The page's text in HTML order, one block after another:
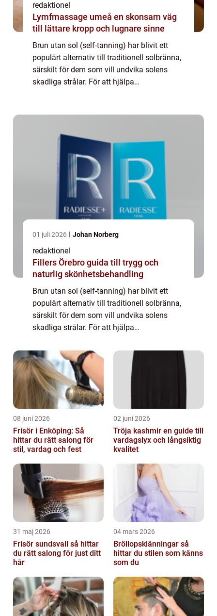
redaktionel
Lymfmassage umeå en skonsam väg
till lättare kropp och lugnare sinne
Brun utan sol (self-tanning) har blivit ett
populärt alternativ till traditionell solbränna,
särskilt för dem som vill undvika solens
skadliga strålar. För att hjälpa
01 juli 2026 Johan Norberg
redaktionel
Fillers Örebro guida till trygg och
naturlig skönhetsbehandling
Brun utan sol (self-tanning) har blivit ett
populärt alternativ till traditionell solbränna,
särskilt för dem som vill undvika solens
skadliga strålar. För att hjälpa
uppnå önskat resultat genomför olika
teste...
08 juni 2026
Frisör i Enköping: Så
hittar du rätt salong för
stil, vardag och fest
02 juni 2026
Tröja kashmir en guide till
vardagslyx och långsiktig
kvalitet
31 maj 2026
Frisör sundsvall så hittar
du rätt salong för just ditt
hår
04 mars 2026
Bröllopsklänningar så
hittar du stilen som känns
som du